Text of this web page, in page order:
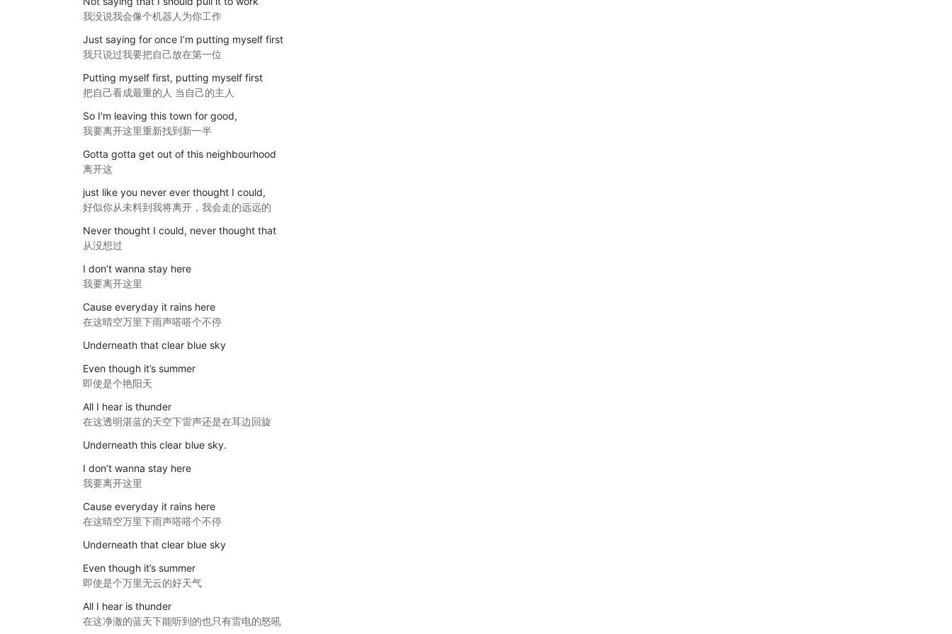
我没说我会像个机器人为你工作
Just saying for once I’m putting myself first
我只说过我要把自己放在第一位
Putting myself first, putting myself first
把自己看成最重的人 当自己的主人
So I'm leaving this town for good,
我要离开这里重新找到新一半
Gotta gotta get out of this neighbourhood
离开这
just like you never ever thought I could,
好似你从未料到我将离开，我会走的远远的
Never thought I could, never thought that
从没想过
I don’t wanna stay here
我要离开这里
Cause everyday it rains here
在这晴空万里下雨声嗒嗒个不停
Underneath that clear blue sky
Even though it’s summer
即使是个艳阳天
All I hear is thunder
在这透明湛蓝的天空下雷声还是在耳边回旋
Underneath this clear blue sky.
I don’t wanna stay here
我要离开这里
Cause everyday it rains here
在这晴空万里下雨声嗒嗒个不停
Underneath that clear blue sky
Even though it’s summer
即使是个万里无云的好天气
All I hear is thunder
在这净澈的蓝天下能听到的也只有雷电的怒吼